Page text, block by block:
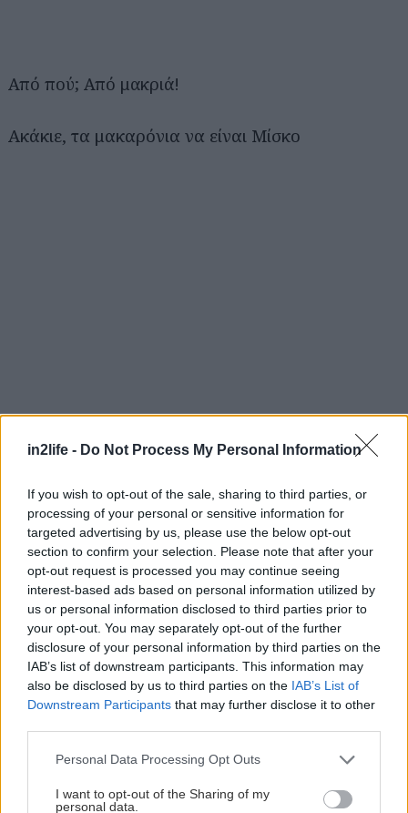
in2life - Do Not Process My Personal Information
If you wish to opt-out of the sale, sharing to third parties, or
processing of your personal or sensitive information for
targeted advertising by us, please use the below opt-out
section to confirm your selection. Please note that after your
opt-out request is processed you may continue seeing
interest-based ads based on personal information utilized by
us or personal information disclosed to third parties prior to
your opt-out. You may separately opt-out of the further
disclosure of your personal information by third parties on the
IAB’s list of downstream participants. This information may
also be disclosed by us to third parties on the IAB’s List of
Downstream Participants that may further disclose it to other
Please note that this website/app uses one or more Google
not limited to your visit or usage behaviour. You may click to
Personal Data Processing Opt Outs
I want to opt-out of the Sharing of my
personal data.
Από πού; Από μακριά!
Ακάκιε, τα μακαρόνια να είναι Μίσκο
Ο Ακάκιος είναι μια από τις πιο θρυλικές φιγούρες
της ελληνικής τηλεόρασης, και το όνομά του έχει
χρησιμοποιηθεί σε παρωδίες επί παρωδιών.
Τα κάνει αόρατα
Το αντικείμενο είναι τα τζάμια, και το υποκείμενο
το Άζαξ –αλλά χρησιμοποιείται τα τελευταία
είκοσι-και-βάλε χρόνια σε κάθε πιθανή κι απίθανη
Γάλατα υπάρχουν πολλά